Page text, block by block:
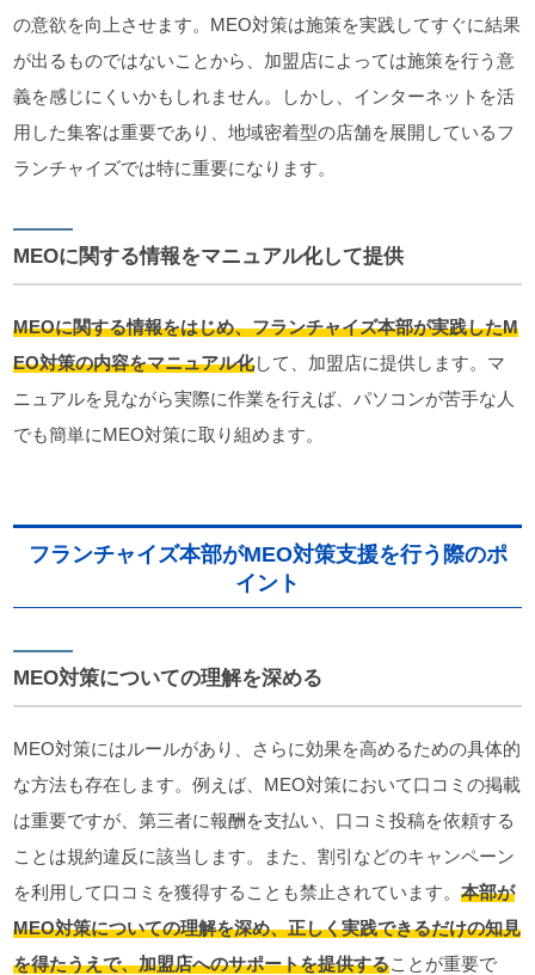
の意欲を向上させます。MEO対策は施策を実践してすぐに結果
が出るものではないことから、加盟店によっては施策を行う意
義を感じにくいかもしれません。しかし、インターネットを活
用した集客は重要であり、地域密着型の店舗を展開しているフ
ランチャイズでは特に重要になります。
MEOに関する情報をマニュアル化して提供
MEOに関する情報をはじめ、フランチャイズ本部が実践したM
EO対策の内容をマニュアル化して、加盟店に提供します。マ
ニュアルを見ながら実際に作業を行えば、パソコンが苦手な人
でも簡単にMEO対策に取り組めます。
フランチャイズ本部がMEO対策支援を行う際のポ
イント
MEO対策についての理解を深める
MEO対策にはルールがあり、さらに効果を高めるための具体的
な方法も存在します。例えば、MEO対策において口コミの掲載
は重要ですが、第三者に報酬を支払い、口コミ投稿を依頼する
ことは規約違反に該当します。また、割引などのキャンペーン
を利用して口コミを獲得することも禁止されています。本部が
MEO対策についての理解を深め、正しく実践できるだけの知見
を得たうえで、加盟店へのサポートを提供することが重要で